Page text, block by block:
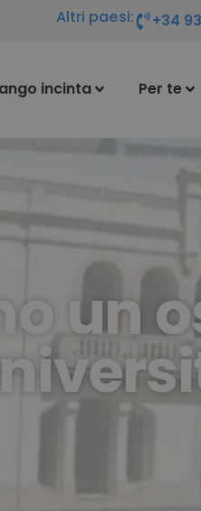
Altri paesi: +34
incinta Per te
un